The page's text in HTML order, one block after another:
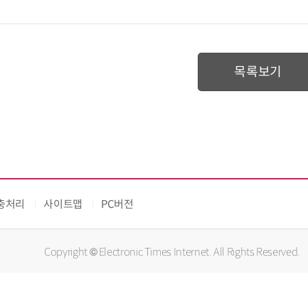
목록보기
처리 사이트맵 PC버전
Copyright © Electronic Times Internet. All Rights Reserved.